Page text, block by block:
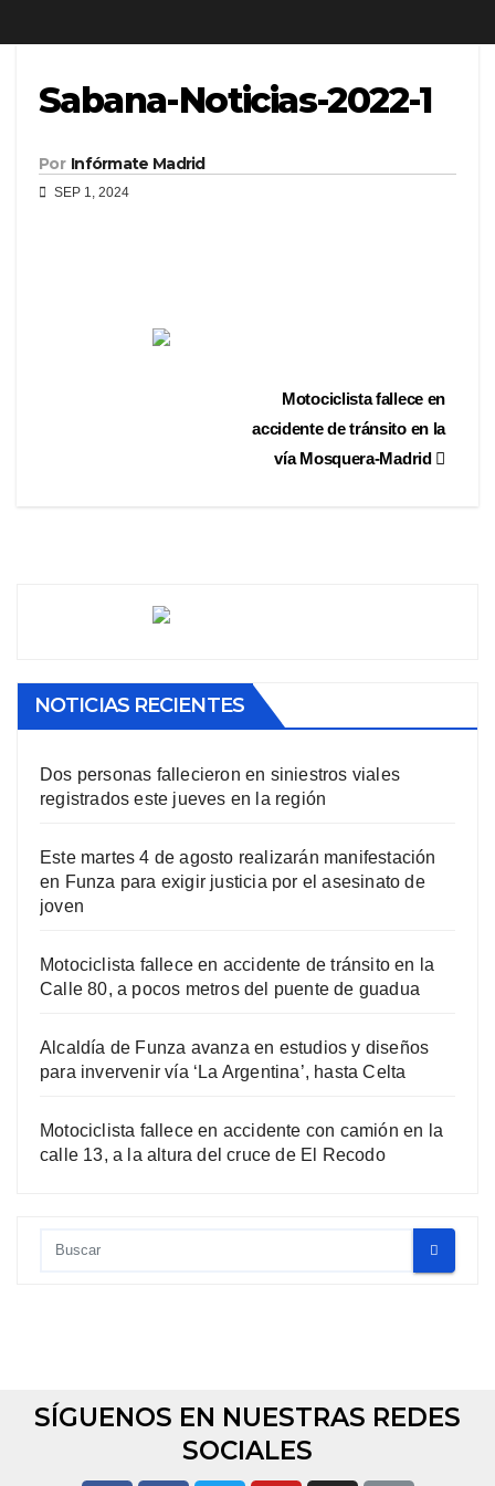
Sabana-Noticias-2022-1
Por Infórmate Madrid
SEP 1, 2024
Motociclista fallece en
accidente de tránsito en la
vía Mosquera-Madrid
NOTICIAS RECIENTES
Dos personas fallecieron en siniestros viales
registrados este jueves en la región
Este martes 4 de agosto realizarán manifestación
en Funza para exigir justicia por el asesinato de
joven
Motociclista fallece en accidente de tránsito en la
Calle 80, a pocos metros del puente de guadua
Alcaldía de Funza avanza en estudios y diseños
para invervenir vía ‘La Argentina’, hasta Celta
Motociclista fallece en accidente con camión en la
calle 13, a la altura del cruce de El Recodo
SÍGUENOS EN NUESTRAS REDES
SOCIALES